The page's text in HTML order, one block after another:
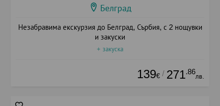
Белград
Незабравима екскурзия до Белград, Сърбия, с 2 нощувки
и закуски
+ закуска
139€ / 271.86
лв.